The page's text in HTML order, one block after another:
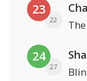
23
22
24
27